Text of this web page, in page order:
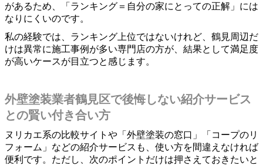
があるため、「ランキング＝自分の家にとっての正解」には
なりにくいのです。
私の経験では、ランキング上位ではないけれど、鶴見周辺だ
けは異常に施工事例が多い専門店の方が、結果として満足度
が高いケースが目立つと感じます。
外壁塗装業者鶴見区で後悔しない紹介サービス
との賢い付き合い方
ヌリカエ系の比較サイトや「外壁塗装の窓口」「コープのリ
フォーム」などの紹介サービスも、使い方を間違えなければ
便利です。ただし、次のポイントだけは押さえておきたいと